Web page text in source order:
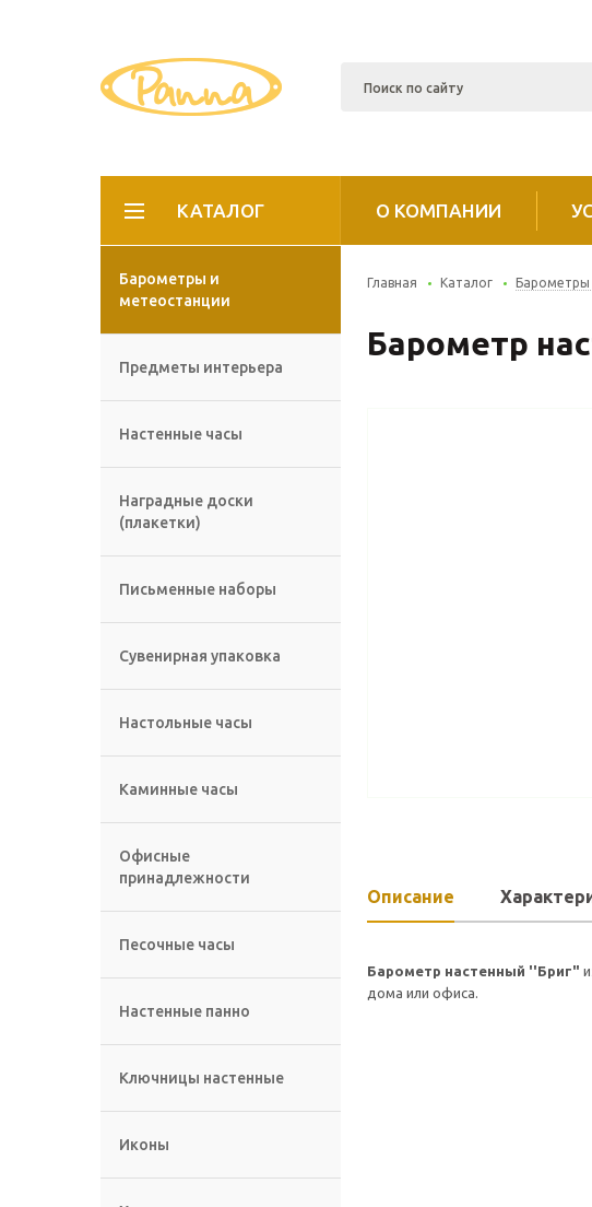
КАТАЛОГ О КОМПАНИИ
Барометры и
метеостанции
Предметы интерьера
Настенные часы
Наградные доски
(плакетки)
Письменные наборы
Сувенирная упаковка
Настольные часы
Каминные часы
Офисные
принадлежности
Песочные часы
Настенные панно
Ключницы настенные
Иконы
Главная Каталог Барометры
Барометр
Описание
Барометр настенный ''Бриг"
дома или офиса.